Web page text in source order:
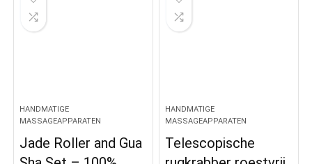
HANDMATIGE
MASSAGEAPPARATEN
Jade Roller and Gua
HANDMATIGE
MASSAGEAPPARATEN
Telescopische